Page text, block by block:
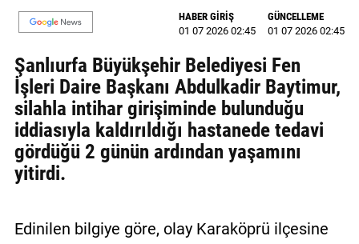
BİZE
Künye
İletişim
Gizlilik
Politikası
HABER GİRİŞ
01 07 2026 02:45
GÜNCELLEME
01 07 2026 02:45
Şanlıurfa Büyükşehir Belediyesi Fen
İşleri Daire Başkanı Abdulkadir Baytimur,
silahla intihar girişiminde bulunduğu
iddiasıyla kaldırıldığı hastanede tedavi
gördüğü 2 günün ardından yaşamını
yitirdi.
Edinilen bilgiye göre, olay Karaköprü ilçesine